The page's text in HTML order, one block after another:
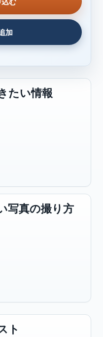
加
たい情報
写真の撮り方
ト